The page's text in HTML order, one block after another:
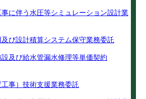
に伴う水圧等シミュレーション設計業
び設計積算システム保守業務委託
及び給水管漏水修理等単価契約
事）技術支援業務委託